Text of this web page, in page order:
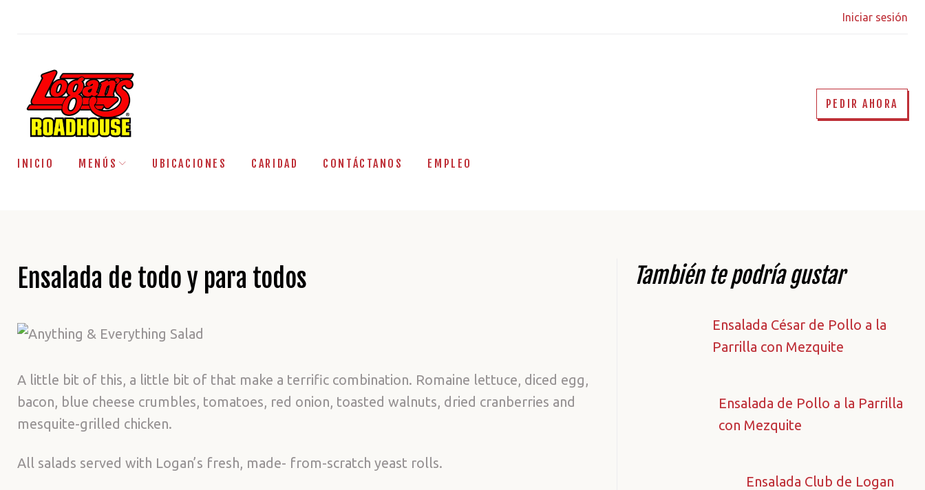
Iniciar sesión
INICIO MENÚS UBICACIONES CARIDAD CONTÁCTANOS EMPLEO
PEDIR AHORA
Ensalada de todo y para todos
A little bit of this, a little bit of that make a terrific combination. Romaine lettuce, diced egg,
bacon, blue cheese crumbles, tomatoes, red onion, toasted walnuts, dried cranberries and
mesquite-grilled chicken.
All salads served with Logan’s fresh, made- from-scratch yeast rolls.
También te podría gustar
Ensalada César de Pollo a la
Parrilla con Mezquite
Ensalada de Pollo a la Parrilla
con Mezquite
Ensalada Club de Logan